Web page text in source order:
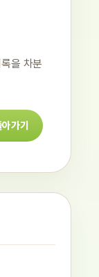
을 차분
가기